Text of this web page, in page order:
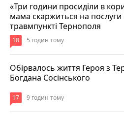
«Три години просиділи в
мама скаржиться на послуги
травмпункті Тернополя
18 5 годин тому
Обірвалось життя Героя з
Богдана Сосінського
17 9 годин тому